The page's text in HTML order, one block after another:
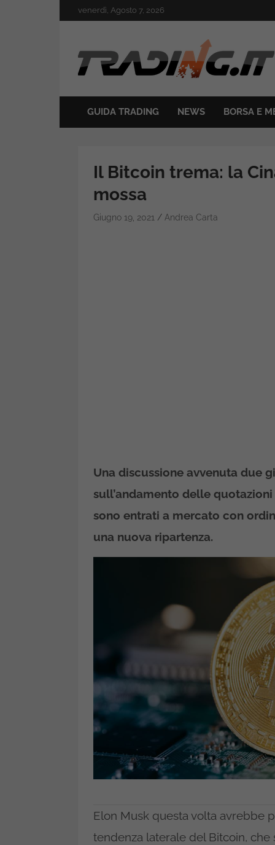
to
venerdì, Agosto 7, 2026
Trading.it
GUIDA TRADING NEWS BORSA E
Il Bitcoin trema: la
mossa
Giugno 19, 2021 Andrea Carta
Una discussione avvenuta due
sull’andamento delle
sono entrati a mercato con
una nuova ripartenza.
Elon Musk questa volta avrebbe
tendenza laterale del Bitcoin,